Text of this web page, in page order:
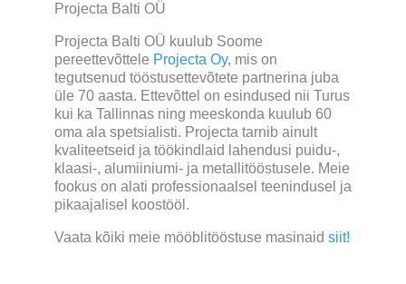
Projecta Balti OÜ
Projecta Balti OÜ kuulub Soome
pereettevõttele Projecta Oy, mis on
tegutsenud tööstusettevõtete partnerina juba
üle 70 aasta. Ettevõttel on esindused nii Turus
kui ka Tallinnas ning meeskonda kuulub 60
oma ala spetsialisti. Projecta tarnib ainult
kvaliteetseid ja töökindlaid lahendusi puidu-,
klaasi-, alumiiniumi- ja metallitööstusele. Meie
fookus on alati professionaalsel teenindusel ja
pikaajalisel koostööl.
Vaata kõiki meie mööblitööstuse masinaid siit!